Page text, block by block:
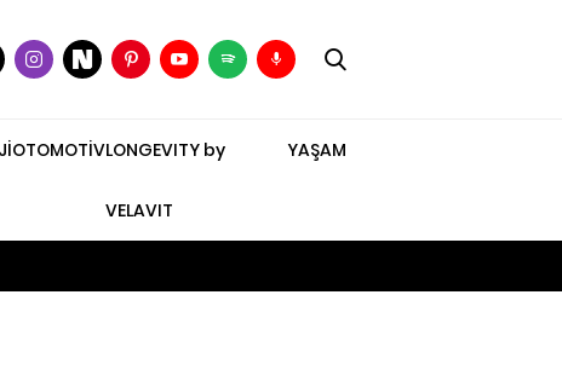
OTOMOTİVLONGEVITY by
VELAVIT
YAŞAM